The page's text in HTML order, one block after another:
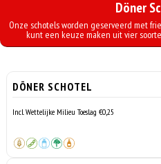
Döner
Onze schotels worden geserveerd met
kunt een keuze maken uit vier
DÖNER SCHOTEL
Incl. Wettelijke Milieu Toeslag €0,25